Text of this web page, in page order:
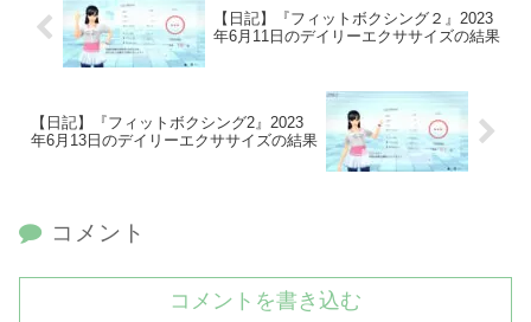
【日記】『フィットボクシング２』2023
年6月11日のデイリーエクササイズの結果
【日記】『フィットボクシング2』2023
年6月13日のデイリーエクササイズの結果
コメント
コメントを書き込む